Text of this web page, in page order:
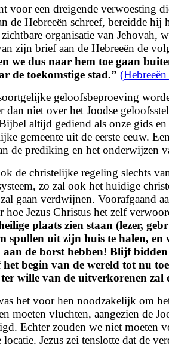
voor een dreigende verwoesting
Hebreeën schreef, bereidde
organisatie van Jehovah,
zijn brief aan de Hebreeën de
we dus naar hem toe gaan
de toekomstige stad.”
geloofsbeproeving
niet over het Joodse
altijd gediend als onze gids en
gemeente uit de eerste eeuw.
de prediking en het onderwijzen
de christelijke regeling slechts
zo zal ook het huidige
gaan verdwijnen. Voorafgaand
Jezus Christus het zelf
plaats zien staan (lezer,
uit zijn huis te halen,
de borst hebben! Blijf
begin van de wereld tot nu
wille van de uitverkorenen
het voor hen noodzakelijk om
vluchten, aangezien de
Echter zouden we niet
Jezus zei tenslotte dat de